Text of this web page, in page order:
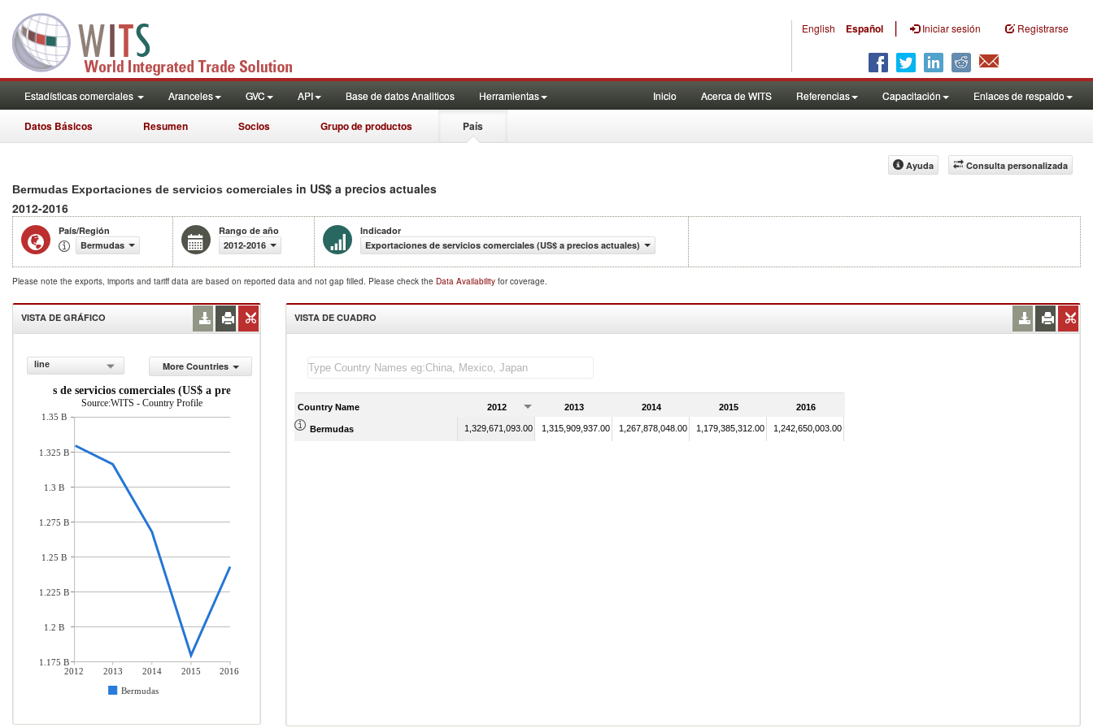
English Español | Iniciar sesión Registrarse
Estadísticas comerciales Aranceles GVC API Base de datos Analiticos Herramientas Inicio Acerca de WITS Referencias Capacitación Enlaces de respaldo
Datos Básicos Resumen Socios Grupo de productos País
Consulta personalizada
Ayuda
Bermudas Exportaciones de servicios comerciales in US$ a precios actuales
2012-2016
País/Región
Bermudas
Rango de año
2012-2016
Indicador
Exportaciones de servicios comerciales (US$ a precios actuales)
Please note the exports, imports and tariff data are based on reported data and not gap filled. Please check the Data Availability for coverage.
VISTA DE GRÁFICO
line
More Countries
de servicios comerciales (US$ a precios actuales)
Source:WITS - Country Profile
2012 2013 2014 2015
2016
Bermudas
1.35 B
1.325 B
1.3 B
1.275 B
1.25 B
1.225 B
1.2 B
1.175 B
VISTA DE CUADRO
Country Name 2012 2013 2014 2015 2016
Bermudas 1,329,671,093.00 1,315,909,937.00 1,267,878,048.00 1,179,385,312.00 1,242,650,003.00